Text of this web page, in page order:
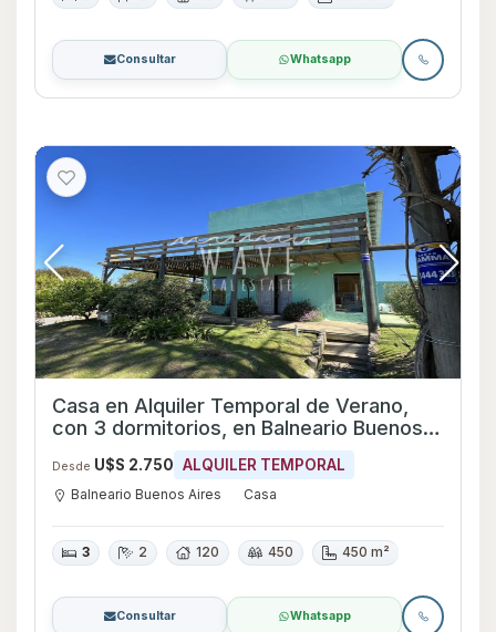
Consultar Whatsapp
Casa en Alquiler Temporal de Verano,
con 3 dormitorios, en Balneario Buenos
Aires, 50 metros del mar
Desde U$S 2.750 ALQUILER TEMPORAL
Balneario Buenos Aires Casa
3 2 120 450 450 m²
Consultar Whatsapp